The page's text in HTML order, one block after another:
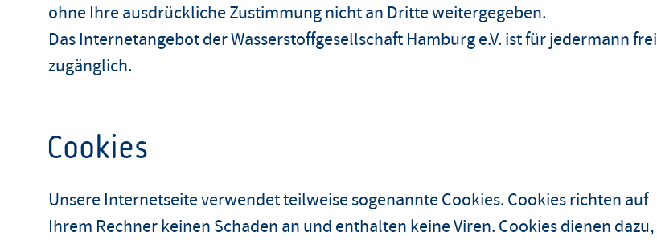
ohne Ihre ausdrückliche Zustimmung nicht an Dritte weitergegeben.
Das Internetangebot der Wasserstoffgesellschaft Hamburg e.V. ist für jedermann frei
zugänglich.
Cookies
Unsere Internetseite verwendet teilweise sogenannte Cookies. Cookies richten auf
Ihrem Rechner keinen Schaden an und enthalten keine Viren. Cookies dienen dazu,